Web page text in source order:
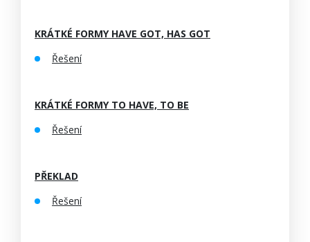
KRÁTKÉ FORMY HAVE GOT, HAS GOT
Řešení
KRÁTKÉ FORMY TO HAVE, TO BE
Řešení
PŘEKLAD
Řešení